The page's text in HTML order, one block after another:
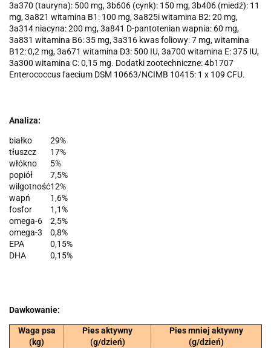
3a370 (tauryna): 500 mg, 3b606 (cynk): 150 mg, 3b406 (miedź): 11
mg, 3a821 witamina B1: 100 mg, 3a825i witamina B2: 20 mg,
3a314 niacyna: 200 mg, 3a841 D-pantotenian wapnia: 60 mg,
3a831 witamina B6: 35 mg, 3a316 kwas foliowy: 7 mg, witamina
B12: 0,2 mg, 3a671 witamina D3: 500 IU, 3a700 witamina E: 375 IU,
3a300 witamina C: 0,15 mg. Dodatki zootechniczne: 4b1707
Enterococcus faecium DSM 10663/NCIMB 10415: 1 x 109 CFU.
Analiza:
białko
29%
tłuszcz
17%
włókno
5%
popiół
7,5%
wilgotność12%
wapń
1,6%
fosfor
1,1%
omega-6
2,5%
omega-3
0,8%
EPA
0,15%
DHA
0,15%
Dawkowanie:
Waga psa
(kg)
Pies aktywny
(g/dzień)
Pies mniej aktywny
(g/dzień)